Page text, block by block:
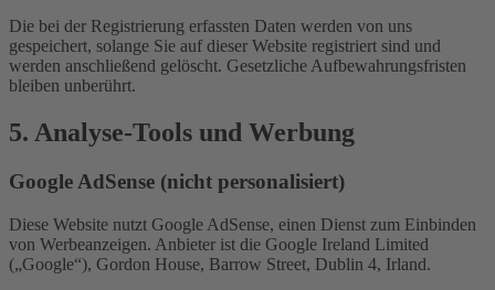
Die bei der Registrierung erfassten Daten werden von uns
gespeichert, solange Sie auf dieser Website registriert sind und
werden anschließend gelöscht. Gesetzliche Aufbewahrungsfristen
bleiben unberührt.
5. Analyse-Tools und Werbung
Google AdSense (nicht personalisiert)
Diese Website nutzt Google AdSense, einen Dienst zum Einbinden
von Werbeanzeigen. Anbieter ist die Google Ireland Limited
(„Google“), Gordon House, Barrow Street, Dublin 4, Irland.